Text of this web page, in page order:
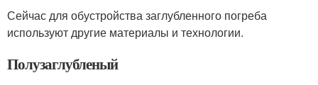
Сейчас для обустройства заглубленного погреба
используют другие материалы и технологии.
Полузаглубленый